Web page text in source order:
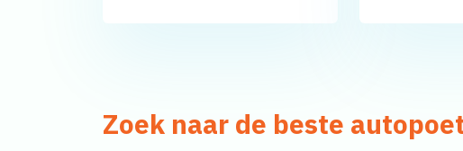
Zoek naar de beste